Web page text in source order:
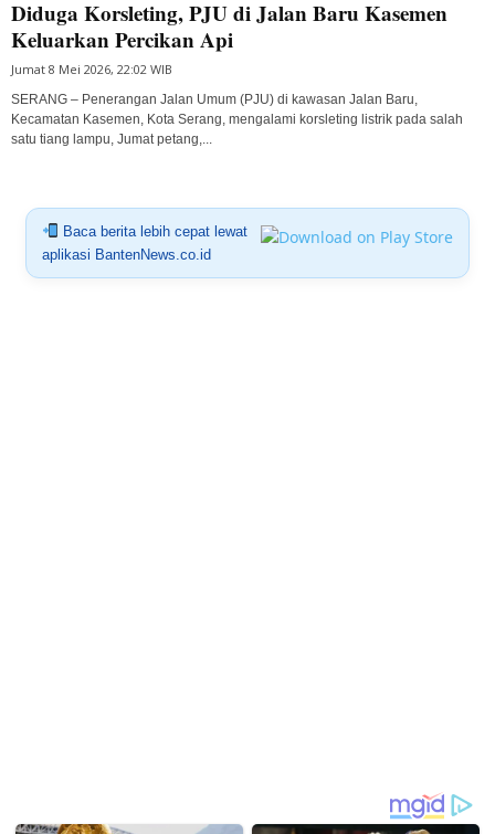
Diduga Korsleting, PJU di Jalan Baru Kasemen
Keluarkan Percikan Api
Jumat 8 Mei 2026, 22:02 WIB
SERANG – Penerangan Jalan Umum (PJU) di kawasan Jalan Baru,
Kecamatan Kasemen, Kota Serang, mengalami korsleting listrik pada salah
satu tiang lampu, Jumat petang,...
Baca berita lebih cepat lewat
aplikasi BantenNews.co.id